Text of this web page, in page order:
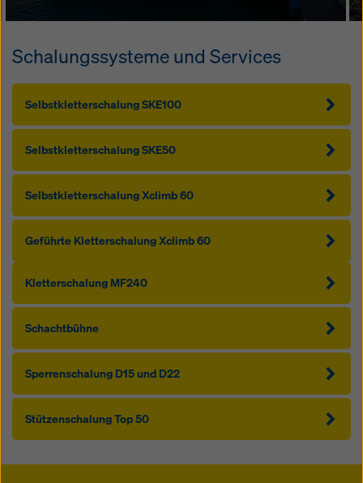
Schalungssysteme und Services
Selbstkletterschalung SKE100
Selbstkletterschalung SKE50
Selbstkletterschalung Xclimb 60
Geführte Kletterschalung Xclimb 60
Kletterschalung MF240
Schachtbühne
Sperrenschalung D15 und D22
Stützenschalung Top 50